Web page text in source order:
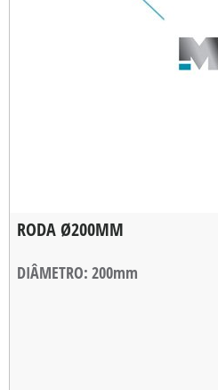
RODA Ø200MM
DIÂMETRO: 200mm